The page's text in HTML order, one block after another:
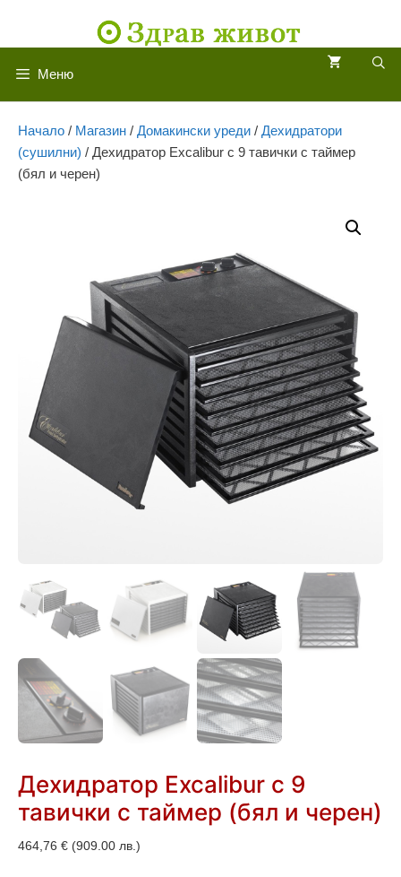
Меню
Начало / Магазин / Домакински уреди / Дехидратори
(сушилни) / Дехидратор Excalibur с 9 тавички с таймер
(бял и черен)
Дехидратор Excalibur с 9
тавички с таймер (бял и черен)
464,76 € (909.00 лв.)